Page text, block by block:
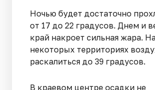
Ночью будет достаточно
от 17 до 22 градусов. Днем и
край накроет сильная жара.
некоторых территориях
раскалиться до 39 градусов.
В краевом центре осадки не